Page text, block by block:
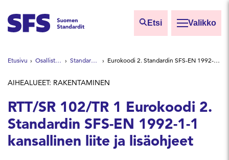
Etsi Valikko
Etsi sivuilta
Hae hakutermillä
Etusivu Osallistu ja vaikuta Standardointiryhmät Eurokoodi 2. Standardin SFS-EN 1992-1-1 kansallinen liite ja lisäohjeet
AIHEALUEET: RAKENTAMINEN
RTT/SR 102/TR 1 Eurokoodi 2.
Standardin SFS-EN 1992-1-1
kansallinen liite ja lisäohjeet